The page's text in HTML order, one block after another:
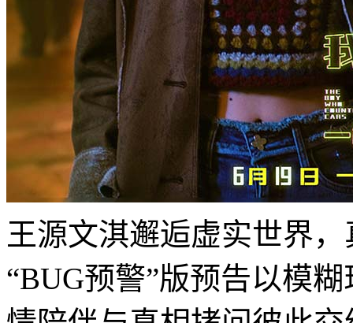
王源文淇邂逅虚实世界
“BUG预警”版预告以模